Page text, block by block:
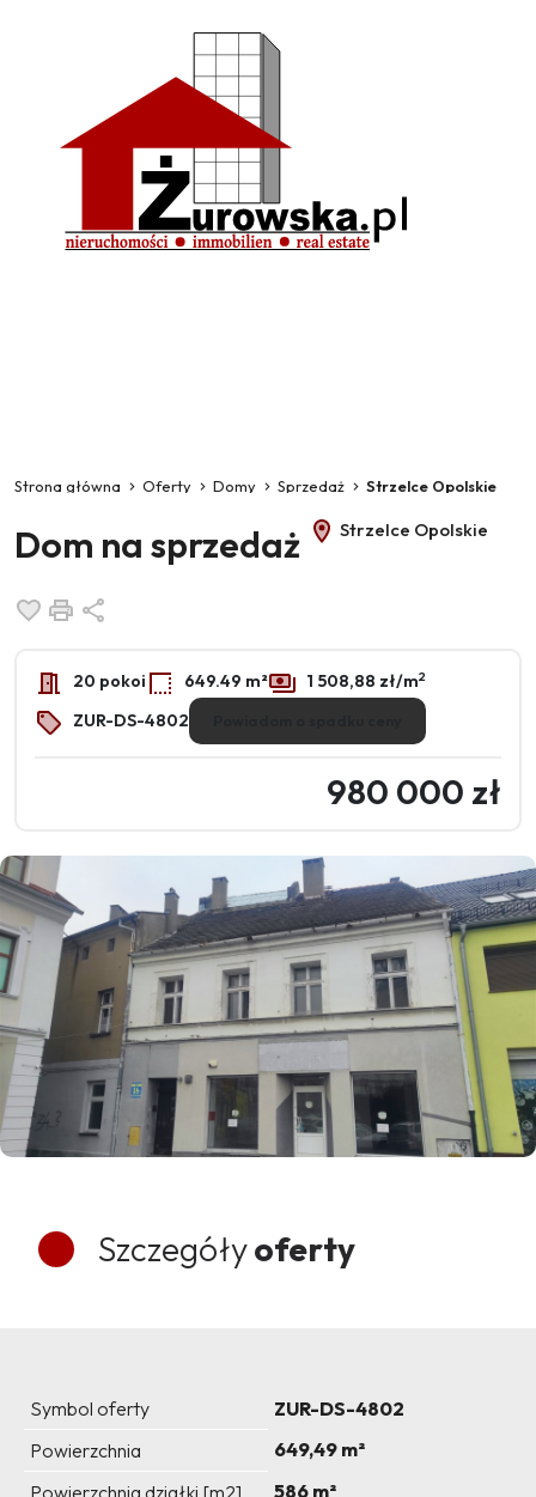
Strona główna Oferty Domy Sprzedaż Strzelce Opolskie
Dom na sprzedaż Strzelce Opolskie
Dodaj do ulubionych
Drukuj
20 pokoi 649.49 m² 1 508,88 zł/m2
ZUR-DS-4802
980 000 zł
Szczegółyoferty
Symbol oferty
ZUR-DS-4802
Powierzchnia
649,49 m²
586 m²